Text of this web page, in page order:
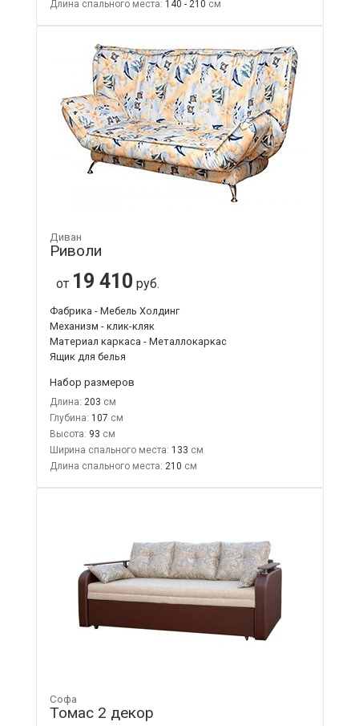
Длина спального места: 140 - 210
Диван
Риволи
от 19 410 руб.
Фабрика - Мебель Холдинг
Механизм - клик-кляк
Материал каркаса - Металлокаркас
Ящик для белья
Набор размеров
Длина: 203
Глубина: 107
Высота: 93
Ширина спального места: 133
Длина спального места: 210
Софа
Томас 2 декор